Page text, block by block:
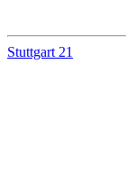
Stuttgart 21